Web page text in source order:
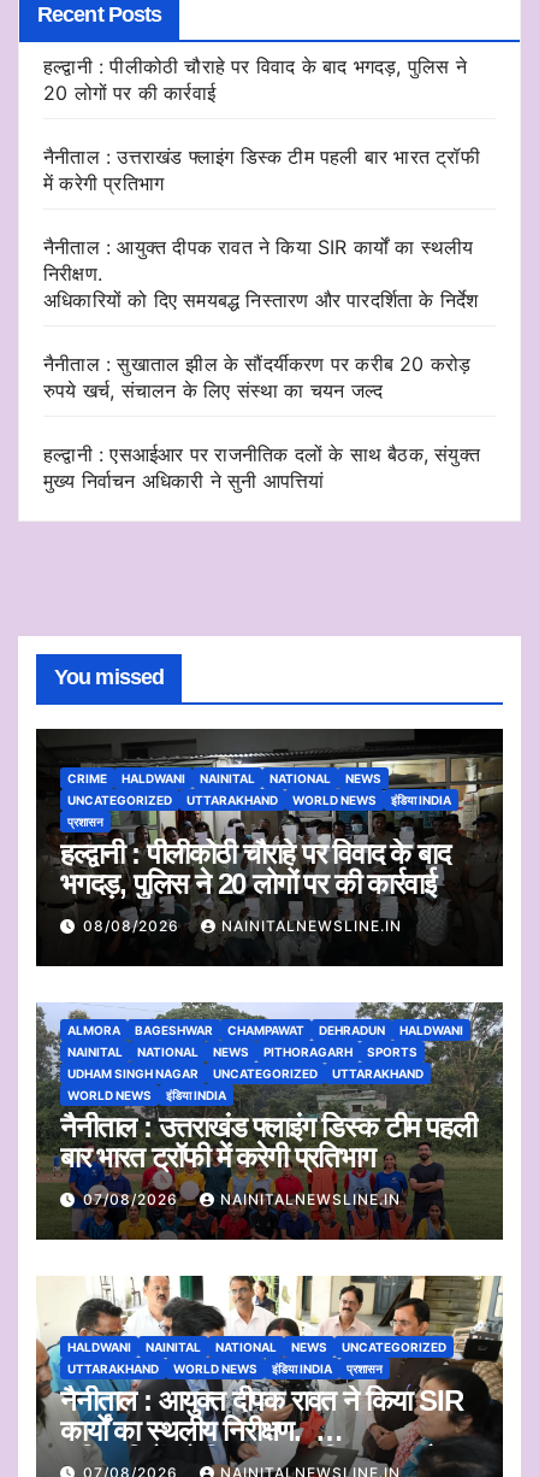
Recent Posts
हल्द्वानी : पीलीकोठी चौराहे पर विवाद के बाद भगदड़, पुलिस ने
20 लोगों पर की कार्रवाई
नैनीताल : उत्तराखंड फ्लाइंग डिस्क टीम पहली बार भारत ट्रॉफी
में करेगी प्रतिभाग
नैनीताल : आयुक्त दीपक रावत ने किया SIR कार्यों का स्थलीय
निरीक्षण.
अधिकारियों को दिए समयबद्ध निस्तारण और पारदर्शिता के निर्देश
नैनीताल : सुखाताल झील के सौंदर्यीकरण पर करीब 20 करोड़
रुपये खर्च, संचालन के लिए संस्था का चयन जल्द
हल्द्वानी : एसआईआर पर राजनीतिक दलों के साथ बैठक, संयुक्त
मुख्य निर्वाचन अधिकारी ने सुनी आपत्तियां
You missed
CRIME HALDWANI NAINITAL NATIONAL
NEWS
UNCATEGORIZED
UTTARAKHAND WORLD NEWS
इंडिया INDIA
प्रशासन
हल्द्वानी : पीलीकोठी चौराहे पर विवाद के बाद
भगदड़, पुलिस ने 20 लोगों पर की कार्रवाई
08/08/2026 NAINITALNEWSLINE.IN
ALMORA BAGESHWAR CHAMPAWAT DEHRADUN
HALDWANI
NAINITAL
NATIONAL NEWS PITHORAGARH
SPORTS
UDHAM SINGH NAGAR
UNCATEGORIZED
UTTARAKHAND
WORLD NEWS
इंडिया INDIA
नैनीताल : उत्तराखंड फ्लाइंग डिस्क टीम पहली
बार भारत ट्रॉफी में करेगी प्रतिभाग
07/08/2026 NAINITALNEWSLINE.IN
HALDWANI NAINITAL NATIONAL NEWS
UNCATEGORIZED
UTTARAKHAND
WORLD NEWS इंडिया INDIA प्रशासन
नैनीताल : आयुक्त दीपक रावत ने किया SIR
कार्यों का स्थलीय निरीक्षण.
अधिकारियों को दिए समयबद्ध निस्तारण और
07/08/2026 NAINITALNEWSLINE.IN